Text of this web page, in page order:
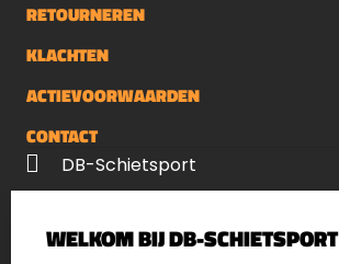
RETOURNEREN
KLACHTEN
ACTIEVOORWAARDEN
CONTACT
DB-Schietsport
5411 LX Zeeland
WELKOM BIJ DB-SCHIETSPORT